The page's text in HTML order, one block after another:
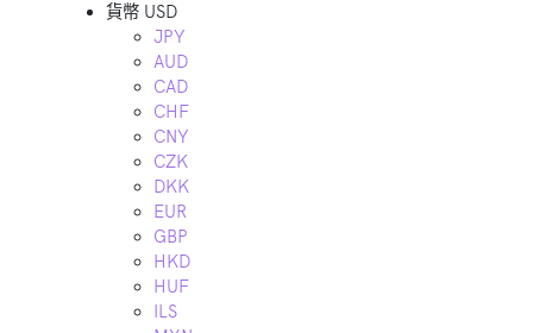
貨幣 USD
JPY
AUD
CAD
CHF
CNY
CZK
DKK
EUR
GBP
HKD
HUF
ILS